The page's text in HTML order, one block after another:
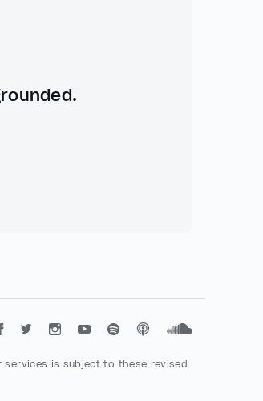
services is subject to these revised